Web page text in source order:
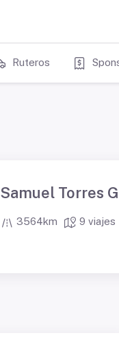
Ruteros
Samuel Torres
3564km 9 viajes